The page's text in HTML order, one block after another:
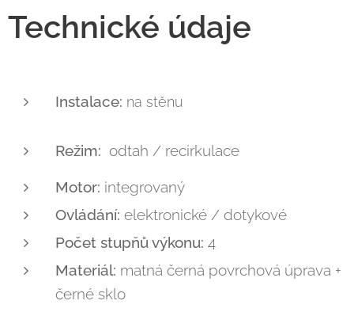
Technické údaje
Instalace: na stěnu
Režim: odtah / recirkulace
Motor: integrovaný
Ovládání: elektronické / dotykové
Počet stupňů výkonu: 4
Materiál: matná černá povrchová úprava +
černé sklo